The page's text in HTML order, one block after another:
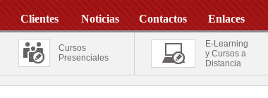
Clientes Noticias Contactos Enlaces
Cursos
Presenciales
E-Learning
y Cursos a
Distancia